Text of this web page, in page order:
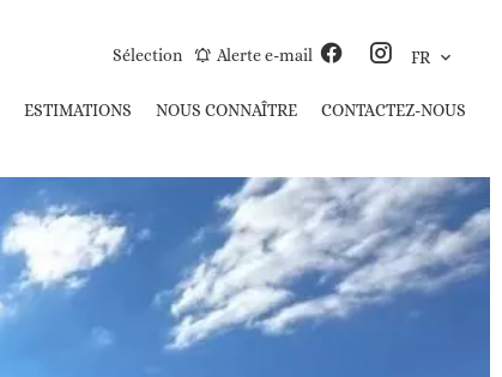
Sélection Alerte e-mail FR
ESTIMATIONS NOUS CONNAÎTRE CONTACTEZ-NOUS